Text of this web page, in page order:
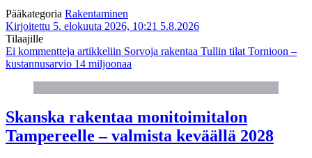
Pääkategoria Rakentaminen
Kirjoitettu 5. elokuuta 2026, 10:21 5.8.2026
Tilaajille
Ei kommentteja artikkeliin Sorvoja rakentaa Tullin tilat Tornioon –
kustannusarvio 14 miljoonaa
Skanska rakentaa monitoimitalon
Tampereelle – valmista keväällä 2028